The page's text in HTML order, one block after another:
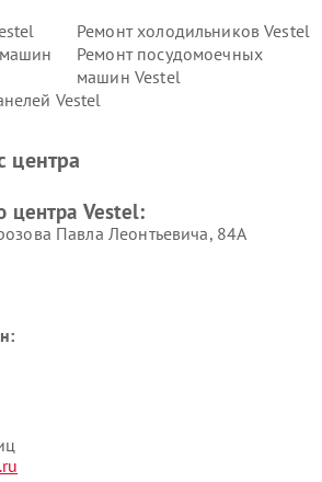
Ремонт холодильников Vestel
Ремонт посудомоечных
машин Vestel
Vestel
центра
центра Vestel:
Павла Леонтьевича, 84А